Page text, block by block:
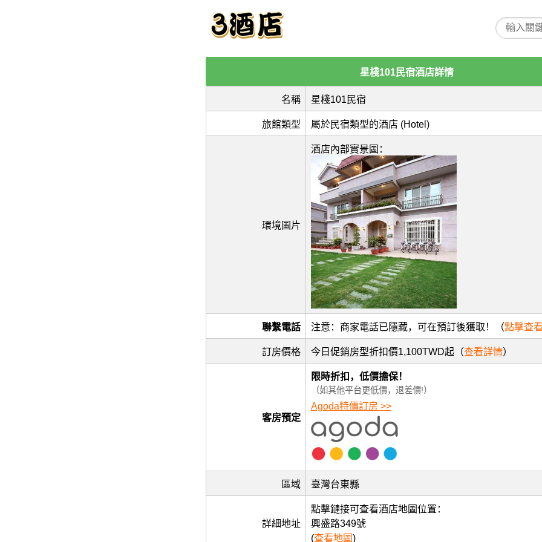
星棧101民宿酒店詳情
名稱 星棧101民宿
旅館類型 屬於民宿類型的酒店 (Hotel)
環境圖片
酒店內部實景圖：
聯繫電話 注意：商家電話已隱藏，可在預訂後獲取！（點擊查
訂房價格 今日促銷房型折扣價1,100TWD起（查看詳情）
客房預定
限時折扣，低價擔保！
（如其他平台更低價，退差價!）
Agoda特價訂房 >>
區域 臺灣台東縣
詳細地址
點擊鏈接可查看酒店地圖位置：
興盛路349號
(查看地圖)